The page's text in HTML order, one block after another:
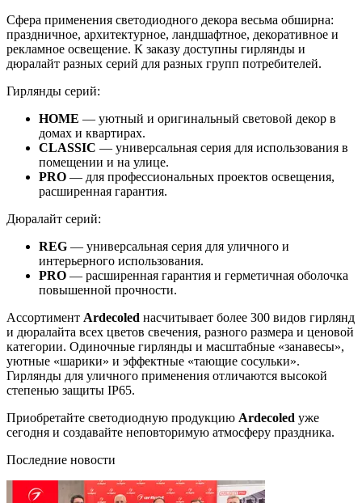
Сфера применения светодиодного декора весьма обширна:
праздничное, архитектурное, ландшафтное, декоративное и
рекламное освещение. К заказу доступны гирлянды и
дюралайт разных серий для разных групп потребителей.
Гирлянды серий:
HOME — уютный и оригинальный световой декор в
домах и квартирах.
CLASSIC — универсальная серия для использования в
помещении и на улице.
PRO — для профессиональных проектов освещения,
расширенная гарантия.
Дюралайт серий:
REG — универсальная серия для уличного и
интерьерного использования.
PRO — расширенная гарантия и герметичная оболочка
повышенной прочности.
Ассортимент Ardecoled насчитывает более 300 видов гирлянд
и дюралайта всех цветов свечения, разного размера и ценовой
категории. Одиночные гирлянды и масштабные «занавесы»,
уютные «шарики» и эффектные «тающие сосульки».
Гирлянды для уличного применения отличаются высокой
степенью защиты IP65.
Приобретайте светодиодную продукцию Ardecoled уже
сегодня и создавайте неповторимую атмосферу праздника.
Последние новости